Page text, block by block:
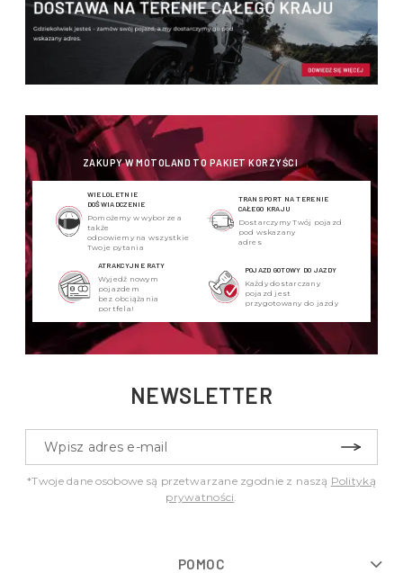
ZAKUPY W MOTOLAND TO PAKIET KORZYŚCI
WIELOLETNIE
DOŚWIADCZENIE
Pomożemy w wyborze a
także
odpowiemy na wszystkie
Twoje pytania
TRANSPORT NA TERENIE
CAŁEGO KRAJU
Dostarczymy Twój pojazd
pod wskazany
adres
ATRAKCYJNE RATY
Wyjedź nowym
pojazdem
bez obciążania
portfela!
POJAZD GOTOWY DO JAZDY
Każdy dostarczany
pojazd jest
przygotowany do jazdy
NEWSLETTER
*Twoje dane osobowe są przetwarzane zgodnie z naszą Polityką
prywatności
POMOC